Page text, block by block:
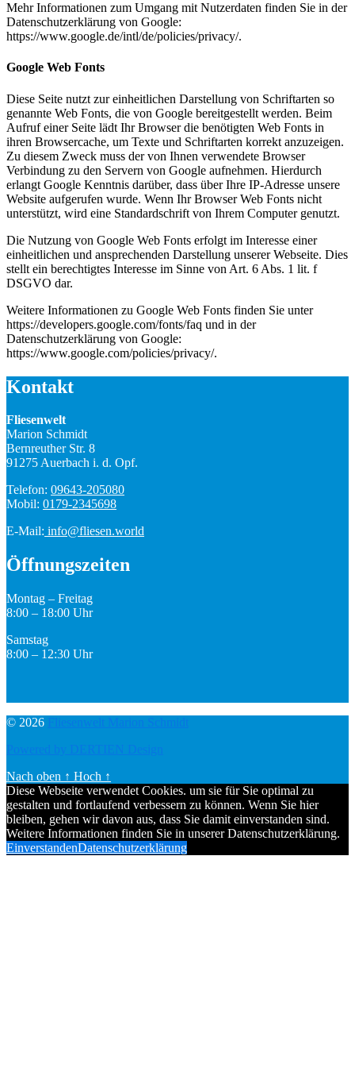
Mehr Informationen zum Umgang mit Nutzerdaten finden Sie in der
Datenschutzerklärung von Google:
https://www.google.de/intl/de/policies/privacy/.
Google Web Fonts
Diese Seite nutzt zur einheitlichen Darstellung von Schriftarten so
genannte Web Fonts, die von Google bereitgestellt werden. Beim
Aufruf einer Seite lädt Ihr Browser die benötigten Web Fonts in
ihren Browsercache, um Texte und Schriftarten korrekt anzuzeigen.
Zu diesem Zweck muss der von Ihnen verwendete Browser
Verbindung zu den Servern von Google aufnehmen. Hierdurch
erlangt Google Kenntnis darüber, dass über Ihre IP-Adresse unsere
Website aufgerufen wurde. Wenn Ihr Browser Web Fonts nicht
unterstützt, wird eine Standardschrift von Ihrem Computer genutzt.
Die Nutzung von Google Web Fonts erfolgt im Interesse einer
einheitlichen und ansprechenden Darstellung unserer Webseite. Dies
stellt ein berechtigtes Interesse im Sinne von Art. 6 Abs. 1 lit. f
DSGVO dar.
Weitere Informationen zu Google Web Fonts finden Sie unter
https://developers.google.com/fonts/faq und in der
Datenschutzerklärung von Google:
https://www.google.com/policies/privacy/.
Kontakt
Fliesenwelt
Marion Schmidt
Bernreuther Str. 8
91275 Auerbach i. d. Opf.
Telefon: 09643-205080
Mobil: 0179-2345698
E-Mail: info@fliesen.world
Öffnungszeiten
Montag – Freitag
8:00 – 18:00 Uhr
Samstag
8:00 – 12:30 Uhr
© 2026 Fliesenwelt Marion Schmidt
Powered by DERTIEN Design
Nach oben ↑ Hoch ↑
Diese Webseite verwendet Cookies. um sie für Sie optimal zu
gestalten und fortlaufend verbessern zu können. Wenn Sie hier
bleiben, gehen wir davon aus, dass Sie damit einverstanden sind.
Weitere Informationen finden Sie in unserer Datenschutzerklärung.
EinverstandenDatenschutzerklärung